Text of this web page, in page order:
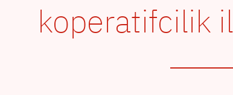
koperatifcilik